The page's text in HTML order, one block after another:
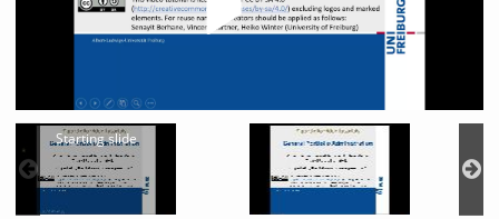
Starting slide